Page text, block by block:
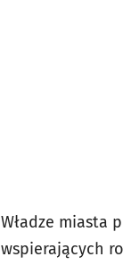
Władze miasta
wspierających